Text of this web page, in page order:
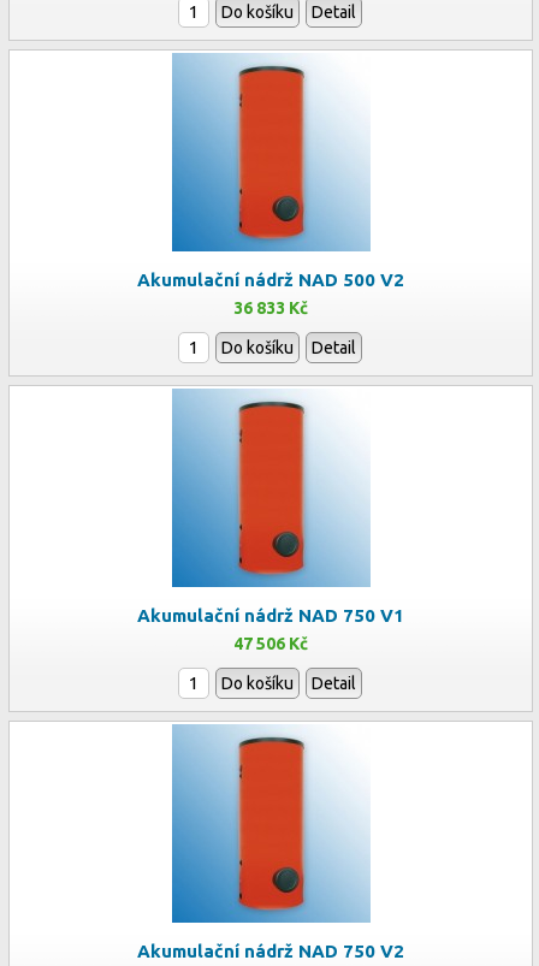
Do košíku Detail
Akumulační nádrž NAD 500 V2
36 833 Kč
Do košíku Detail
Akumulační nádrž NAD 750 V1
47 506 Kč
Do košíku Detail
Akumulační nádrž NAD 750 V2